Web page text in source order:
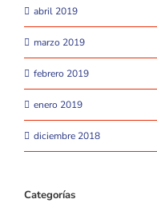
abril 2019
marzo 2019
febrero 2019
enero 2019
diciembre 2018
Categorías